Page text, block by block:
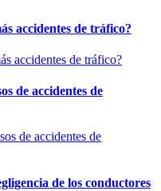
accidentes de tráfico?
de accidentes de
de los conductores